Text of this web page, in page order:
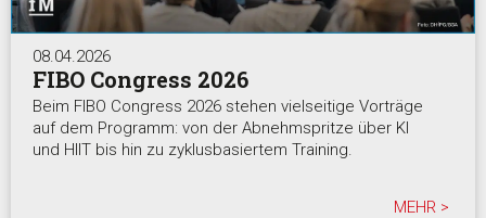
08.04.2026
FIBO Congress 2026
Beim FIBO Congress 2026 stehen vielseitige Vorträge
auf dem Programm: von der Abnehmspritze über KI
und HIIT bis hin zu zyklusbasiertem Training.
MEHR >